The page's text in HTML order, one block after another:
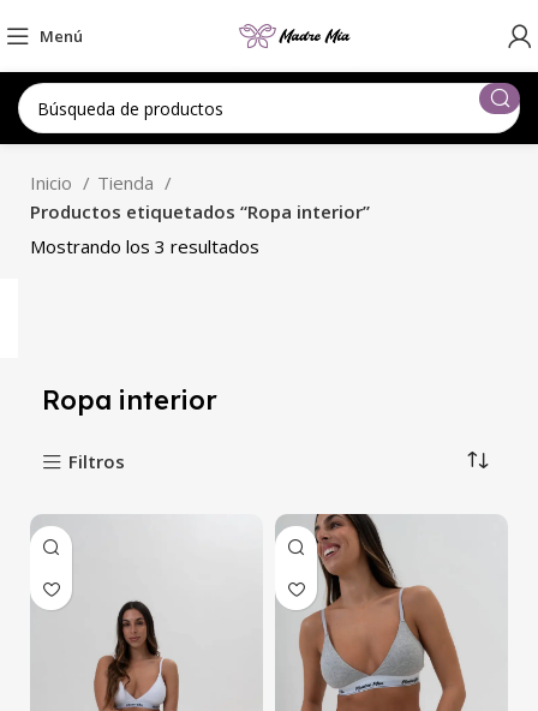
Menú
Inicio
Tienda
Productos etiquetados “Ropa interior”
Mostrando los 3 resultados
Ropa interior
Filtros